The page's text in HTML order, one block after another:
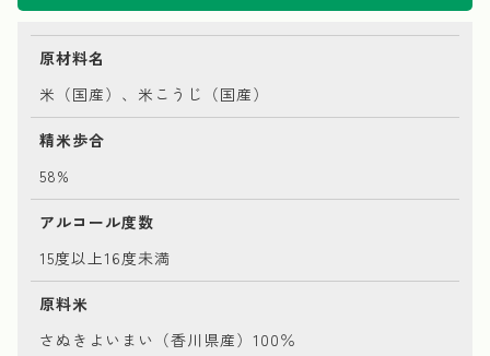
原材料名
米（国産）、米こうじ（国産）
精米歩合
58%
アルコール度数
15度以上16度未満
原料米
さぬきよいまい（香川県産）100％